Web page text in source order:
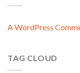
A WordPress
TAG CLOUD